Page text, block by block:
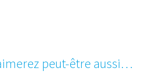
peut-être aussi…